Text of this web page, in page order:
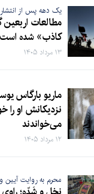
یک دهه پس از انتشار
مطالعات اربعین
کاذب» شده است
۱۳ مرداد ۱۴۰۵
ماریو بارگاس
نزدیکانش او را
می‌خواندند
۱۲ مرداد ۱۴۰۵
محرم به روایت آیین